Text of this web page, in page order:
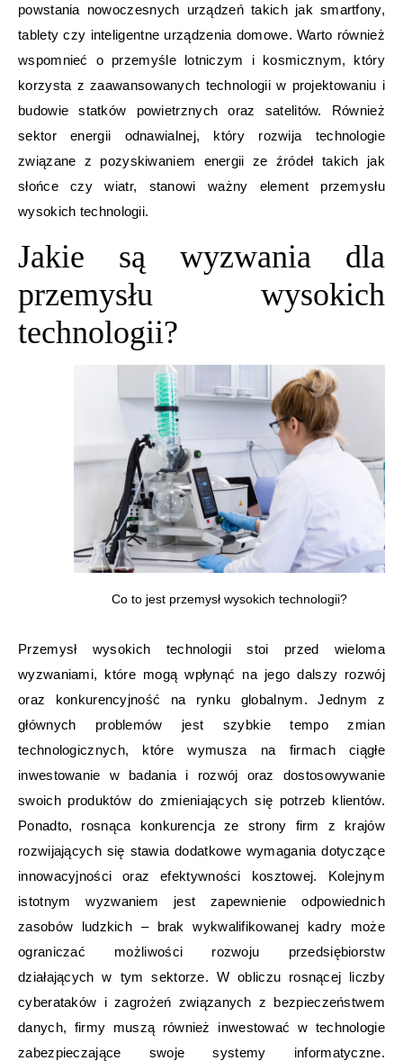
powstania nowoczesnych urządzeń takich jak smartfony,
tablety czy inteligentne urządzenia domowe. Warto również
wspomnieć o przemyśle lotniczym i kosmicznym, który
korzysta z zaawansowanych technologii w projektowaniu i
budowie statków powietrznych oraz satelitów. Również
sektor energii odnawialnej, który rozwija technologie
związane z pozyskiwaniem energii ze źródeł takich jak
słońce czy wiatr, stanowi ważny element przemysłu
wysokich technologii.
Jakie są wyzwania dla
przemysłu wysokich
technologii?
Co to jest przemysł wysokich technologii?
Przemysł wysokich technologii stoi przed wieloma
wyzwaniami, które mogą wpłynąć na jego dalszy rozwój
oraz konkurencyjność na rynku globalnym. Jednym z
głównych problemów jest szybkie tempo zmian
technologicznych, które wymusza na firmach ciągłe
inwestowanie w badania i rozwój oraz dostosowywanie
swoich produktów do zmieniających się potrzeb klientów.
Ponadto, rosnąca konkurencja ze strony firm z krajów
rozwijających się stawia dodatkowe wymagania dotyczące
innowacyjności oraz efektywności kosztowej. Kolejnym
istotnym wyzwaniem jest zapewnienie odpowiednich
zasobów ludzkich – brak wykwalifikowanej kadry może
ograniczać możliwości rozwoju przedsiębiorstw
działających w tym sektorze. W obliczu rosnącej liczby
cyberataków i zagrożeń związanych z bezpieczeństwem
danych, firmy muszą również inwestować w technologie
zabezpieczające swoje systemy informatyczne.